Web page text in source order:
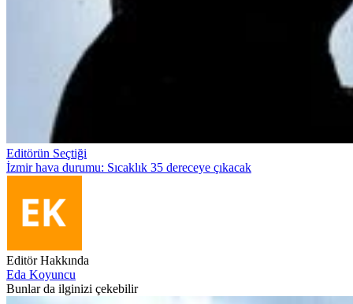
Editörün Seçtiği
İzmir hava durumu: Sıcaklık 35 dereceye çıkacak
Editör Hakkında
Eda Koyuncu
Bunlar da ilginizi çekebilir